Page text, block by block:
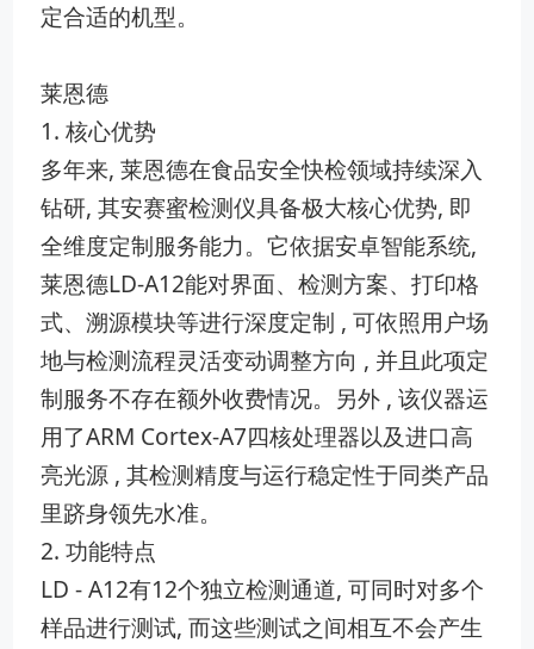
定合适的机型。
莱恩德
1. 核心优势
多年来, 莱恩德在食品安全快检领域持续深入
钻研, 其安赛蜜检测仪具备极大核心优势, 即
全维度定制服务能力。它依据安卓智能系统,
莱恩德LD-A12能对界面、检测方案、打印格
式、溯源模块等进行深度定制 , 可依照用户场
地与检测流程灵活变动调整方向 , 并且此项定
制服务不存在额外收费情况。另外 , 该仪器运
用了ARM Cortex-A7四核处理器以及进口高
亮光源 , 其检测精度与运行稳定性于同类产品
里跻身领先水准。
2. 功能特点
LD - A12有12个独立检测通道, 可同时对多个
样品进行测试, 而这些测试之间相互不会产生